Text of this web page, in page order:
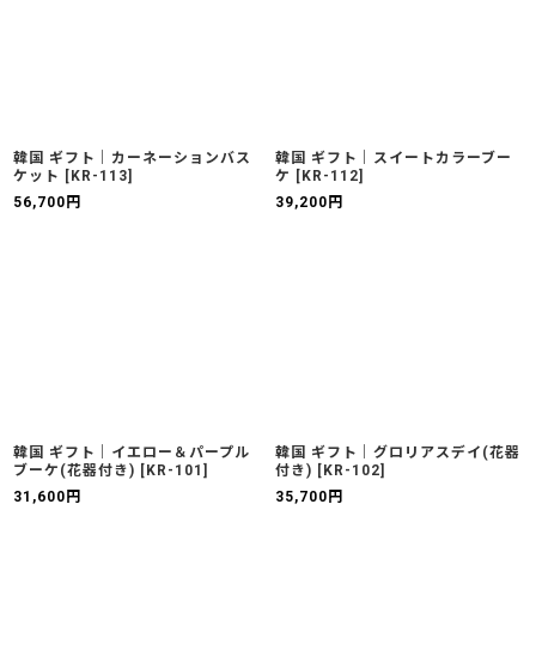
韓国 ギフト｜カーネーションバス
ケット
[ KR-113]
56,700 円
韓国 ギフト｜スイートカラーブー
ケ
[ KR-112]
39,200 円
韓国 ギフト｜イエロー＆パープル
ブーケ(花器付き) [ KR-101 ]
31,600 円
韓国 ギフト｜グロリアスデイ(花器
付き) [ KR-102]
35,700 円